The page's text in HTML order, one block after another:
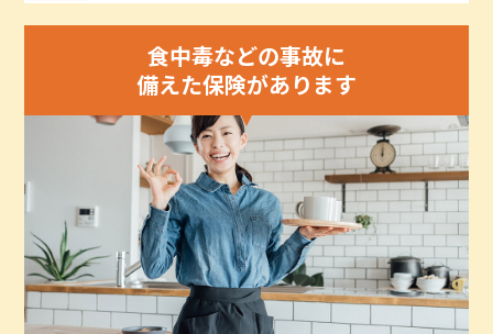
食中毒などの事故に
備えた保険があります